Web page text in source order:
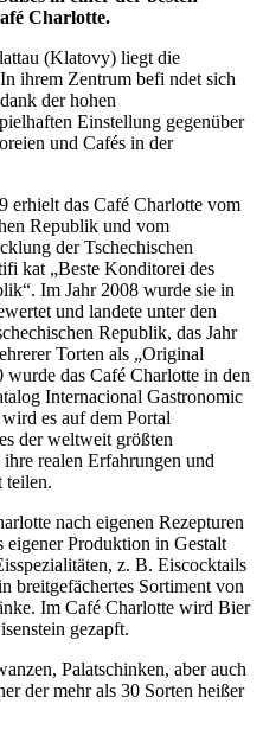
Charlotte.
(Klatovy) liegt die
ihrem Zentrum befi ndet sich
der hohen
Einstellung gegenüber
und Cafés in der
erhielt das Café Charlotte vom
Republik und vom
der Tschechischen
kat „Beste Konditorei des
Im Jahr 2008 wurde sie in
und landete unter den
Republik, das Jahr
Torten als „Original
das Café Charlotte in den
Internacional Gastronomic
es auf dem Portal
der weltweit größten
realen Erfahrungen und
teilen.
nach eigenen Rezepturen
eigener Produktion in Gestalt
z. B. Eiscocktails
breitgefächertes Sortiment von
Im Café Charlotte wird Bier
gezapft.
Palatschinken, aber auch
der mehr als 30 Sorten heißer